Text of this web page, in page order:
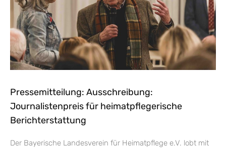
Pressemitteilung: Ausschreibung:
Journalistenpreis für heimatpflegerische
Berichterstattung
Der Bayerische Landesverein für Heimatpflege e.V. lobt mit